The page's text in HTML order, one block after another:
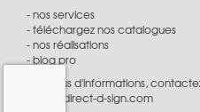
nos services
téléchargez nos catalogues
nos réalisations
blog pro
Pour plus d'informations,
pro@direct-d-sign.com